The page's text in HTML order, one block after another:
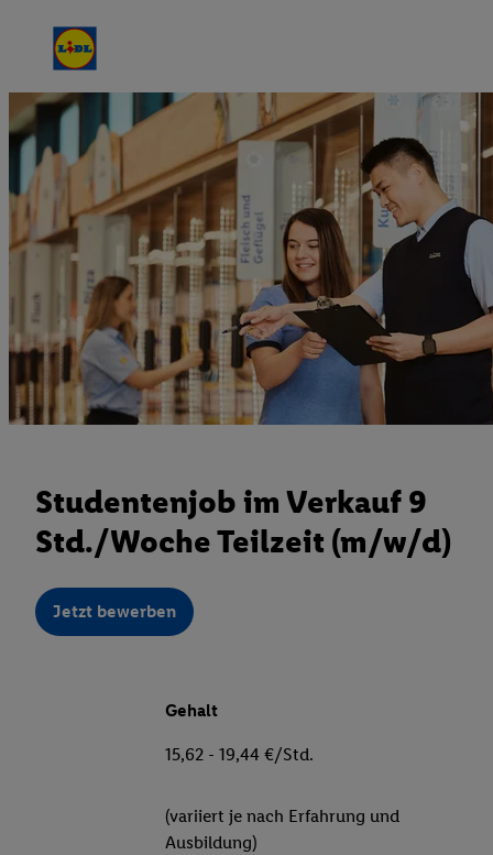
Studentenjob im Verkauf 9
Std./Woche Teilzeit (m/w/d)
Jetzt bewerben
Gehalt
15,62 - 19,44 €/Std.
(variiert je nach Erfahrung und
Ausbildung)